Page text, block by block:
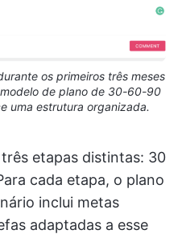
os primeiros três meses
de plano de 30-60-90
uma estrutura organizada.
etapas distintas: 30
cada etapa, o plano
inclui metas
adaptadas a esse